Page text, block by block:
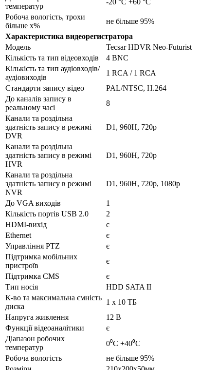
температур
Робоча вологість, трохи
більше x%
не більше 95%
Характеристика видеорегистратора
Модель
Tecsar HDVR Neo-Futurist
Кількість та тип відеовходів
4 BNC
Кількість та тип аудіовходів/
аудіовиходів
1 RCA / 1 RCA
Стандарти запису відео
PAL/NTSC, Н.264
До каналів запису в
реальному часі
8
Канали та роздільна
здатність запису в режимі
DVR
D1, 960H, 720p
Канали та роздільна
здатність запису в режимі
HVR
D1, 960H, 720p
Канали та роздільна
здатність запису в режимі
NVR
D1, 960H, 720p, 1080p
До VGA виходів
1
Кількість портів USB 2.0
2
HDMI-вихід
є
Ethernet
є
Управління PTZ
є
Підтримка мобільних
пристроїв
є
Підтримка CMS
є
Тип носія
HDD SATA II
К-во та максимальна ємність
диска
1 x 10 ТБ
Напруга живлення
12 В
Функції відеоаналітики
є
Діапазон робочих
температур
0⁰C +40⁰C
Робоча вологість
не більше 95%